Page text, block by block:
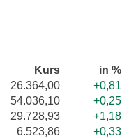
Kurs
in %
26.364,00
+0,81
54.036,10
+0,25
29.728,93
+1,18
6.523,86
+0,33